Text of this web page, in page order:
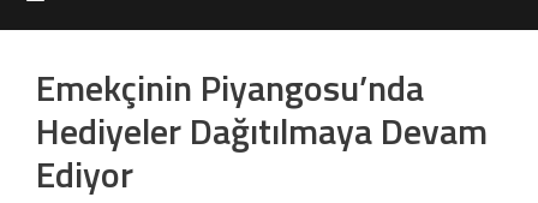
Emekçinin Piyangosu’nda
Hediyeler Dağıtılmaya Devam
Ediyor